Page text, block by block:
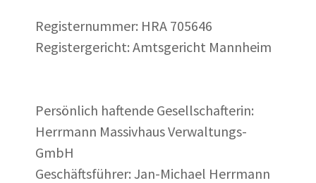
Registernummer: HRA 705646
Registergericht: Amtsgericht Mannheim
Persönlich haftende Gesellschafterin:
Herrmann Massivhaus Verwaltungs-
GmbH
Geschäftsführer: Jan-Michael Herrmann